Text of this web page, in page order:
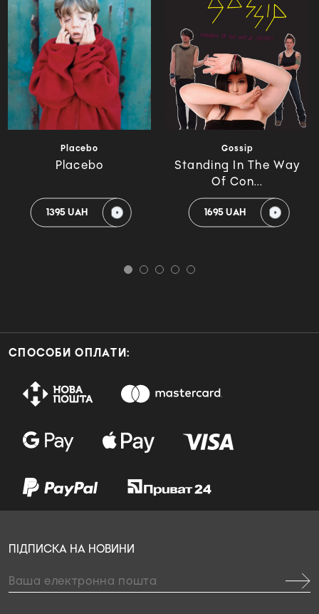
Placebo
Placebo
1395 UAH
Gossip
Standing In The Way
Of Con...
1695 UAH
СПОСОБИ ОПЛАТИ:
ПІДПИСКА НА НОВИНИ